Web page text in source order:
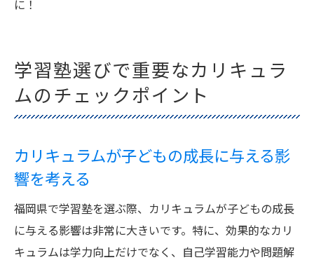
に！
学習塾選びで重要なカリキュラ
ムのチェックポイント
カリキュラムが子どもの成長に与える影
響を考える
福岡県で学習塾を選ぶ際、カリキュラムが子どもの成長
に与える影響は非常に大きいです。特に、効果的なカリ
キュラムは学力向上だけでなく、自己学習能力や問題解